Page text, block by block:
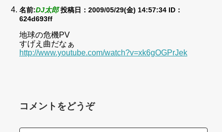
名前:DJ太郎 投稿日：2009/05/29(金) 14:57:34 ID：
624d693ff
地球の危機PV
すげえ曲だなぁ
http://www.youtube.com/watch?v=xk6gOGPrJek
コメントをどうぞ